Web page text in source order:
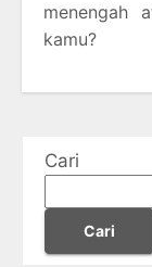
menengah
kamu?
Cari
Cari